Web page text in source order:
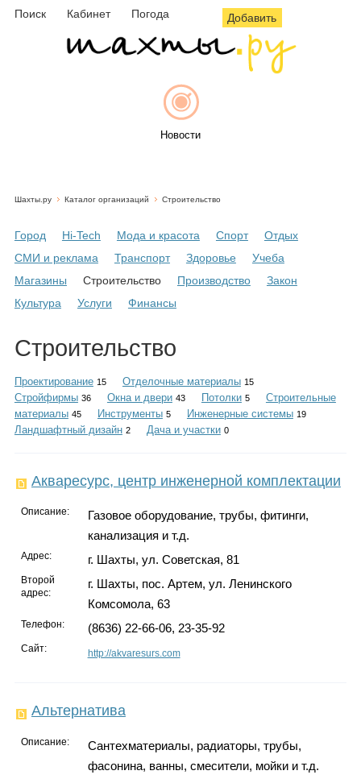
Поиск Кабинет Погода Добавить
Новости
Объявления
Гороскоп
Карты
Шахты.ру Каталог организаций Строительство
Город Hi-Tech Мода и красота Спорт
Отдых
СМИ и реклама
Транспорт Здоровье
Учеба
Магазины
Строительство Производство
Закон
Культура
Услуги Финансы
Строительство
Проектирование 15 Отделочные материалы 15
Стройфирмы 36 Окна и двери 43 Потолки 5
Строительные
материалы 45 Инструменты 5 Инженерные системы 19
Ландшафтный дизайн 2 Дача и участки 0
Акваресурс, центр инженерной комплектации
Описание:
Газовое оборудование, трубы, фитинги,
канализация и т.д.
Адрес: г. Шахты, ул. Советская, 81
Второй
адрес:
г. Шахты, пос. Артем, ул. Ленинского
Комсомола, 63
Телефон: (8636) 22-66-06, 23-35-92
Сайт: http://akvaresurs.com
Альтернатива
Описание:
Сантехматериалы, радиаторы, трубы,
фасонина, ванны, смесители, мойки и т.д.